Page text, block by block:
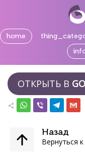
home
ОТКРЫТЬ В
Назад
Вернуться